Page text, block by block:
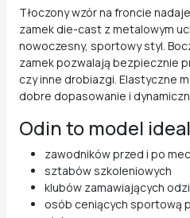
Tłoczony wzór na froncie
zamek die-cast z metalowym
nowoczesny, sportowy styl.
zamek pozwalają bezpiecznie
czy inne drobiazgi. Elastyczne
dobre dopasowanie i
Odin to model
zawodników przed i po
sztabów szkoleniowych
klubów zamawiających
osób ceniących sportową